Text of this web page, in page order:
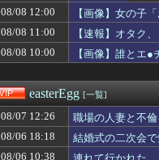
08/08 12:00
【画像】女の子
08/08 11:00
【速報】オタク
08/08 10:00
【画像】誰とエ
easterEgg [一覧]
08/07 12:26
職場の人妻と不倫
08/06 18:18
結婚式の二次会
08/06 10:38